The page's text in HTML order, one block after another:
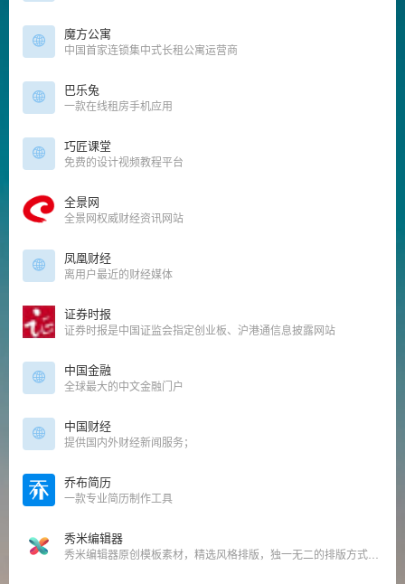
魔方公寓
中国首家连锁集中式长租公寓运营商
巴乐兔
一款在线租房手机应用
巧匠课堂
免费的设计视频教程平台
全景网
全景网权威财经资讯网站
凤凰财经
离用户最近的财经媒体
证券时报
证券时报是中国证监会指定创业板、沪港通信息披露网站
中国金融
全球最大的中文金融门户
中国财经
提供国内外财经新闻服务；
乔布简历
一款专业简历制作工具
秀米编辑器